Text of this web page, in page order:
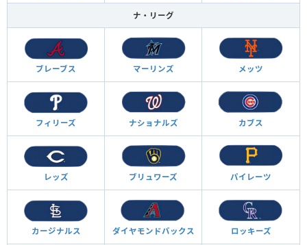
ナ・リーグ
ブレーブス マーリンズ メッツ
フィリーズ ナショナルズ カブス
レッズ ブリュワーズ パイレーツ
カージナルス ダイヤモンドバックス ロッキーズ